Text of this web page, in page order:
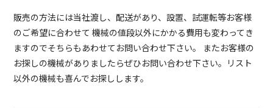
販売の方法には当社渡し、配送があり、設置、試運転等お客様
のご希望に合わせて 機械の値段以外にかかる費用も変わってき
ますのでそちらもあわせてお問い合わせ下さい。
またお客様の
お探しの機械がありましたらぜひお問い合わせ下さい。リスト
以外の機械も喜んでお探しします。